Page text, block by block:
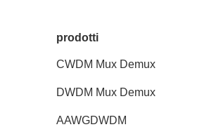
prodotti
CWDM Mux Demux
DWDM Mux Demux
AAWGDWDM